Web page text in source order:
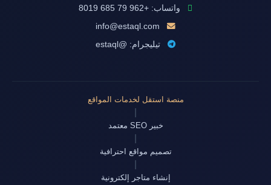
واتساب: +962 79 685 8019
info@estaql.com
تيليجرام: @estaql
منصة استقل لخدمات المواقع
خبير SEO معتمد
تصميم مواقع احترافية
إنشاء متاجر إلكترونية